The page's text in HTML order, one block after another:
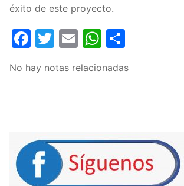
éxito de este proyecto.
Facebook
Twitter
EmailWhatsApp
No hay notas relacionadas